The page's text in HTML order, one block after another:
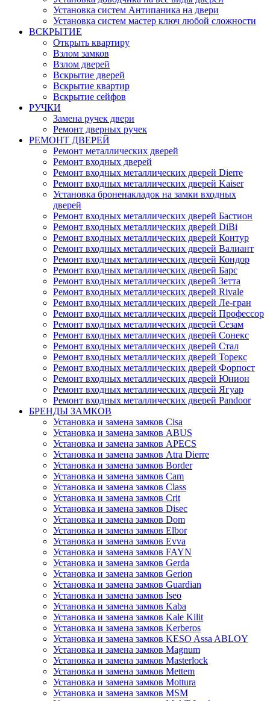
Установка систем Антипаника на двери
Установка систем мастер ключ любой сложности
ВСКРЫТИЕ
Открыть квартиру
Взлом замков
Взлом дверей
Вскрытие дверей
Вскрытие квартир
Вскрытие сейфов
РУЧКИ
Замена ручек двери
Ремонт дверных ручек
РЕМОНТ ДВЕРЕЙ
Ремонт металлических дверей
Ремонт входных дверей
Ремонт входных металлических дверей Dierre
Ремонт входных металлических дверей Kaiser
Установка броненакладок на замки входных
дверей
Ремонт входных металлических дверей Бастион
Ремонт входных металлических дверей DiBi
Ремонт входных металлических дверей Контур
Ремонт входных металлических дверей Валиант
Ремонт входных металлических дверей Кондор
Ремонт входных металлических дверей Барс
Ремонт входных металлических дверей Зетта
Ремонт входных металлических дверей Rivale
Ремонт входных металлических дверей Ле-гран
Ремонт входных металлических дверей Профессор
Ремонт входных металлических дверей Сезам
Ремонт входных металлических дверей Сонекс
Ремонт входных металлических дверей Стал
Ремонт входных металлических дверей Торекс
Ремонт входных металлических дверей Форпост
Ремонт входных металлических дверей Юнион
Ремонт входных металлических дверей Ягуар
Ремонт входных металлических дверей Pandoor
БРЕНДЫ ЗАМКОВ
Установка и замена замков Cisa
Установка и замена замков ABUS
Установка и замена замков APECS
Установка и замена замков Atra Dierre
Установка и замена замков Border
Установка и замена замков Cam
Установка и замена замков Class
Установка и замена замков Crit
Установка и замена замков Disec
Установка и замена замков Dom
Установка и замена замков Elbor
Установка и замена замков Evva
Установка и замена замков FAYN
Установка и замена замков Gerda
Установка и замена замков Gerion
Установка и замена замков Guardian
Установка и замена замков Iseo
Установка и замена замков Kaba
Установка и замена замков Kale Kilit
Установка и замена замков Kerberos
Установка и замена замков KESO Assa ABLOY
Установка и замена замков Magnum
Установка и замена замков Masterlock
Установка и замена замков Mettem
Установка и замена замков Mottura
Установка и замена замков MSM